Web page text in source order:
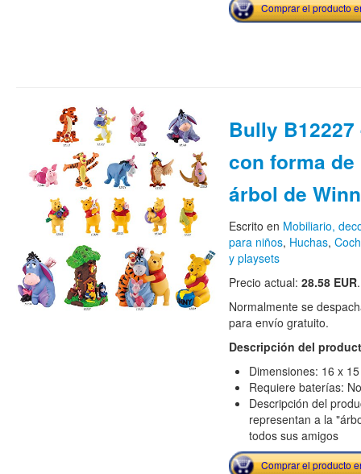
Comprar el producto
Bully
con forma
árbol de
Escrito en Mobiliario,
para niños, Huchas,
y playsets
Precio actual: 28.58 EUR.
Normalmente se
para envío gratuito.
Descripción del
Dimensiones: 16 x
Requiere baterías: No
Descripción del
representan a la
todos sus amigos
Comprar el producto